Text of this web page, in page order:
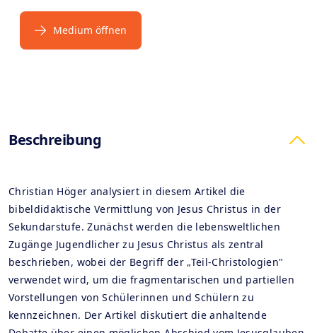
Medium öffnen
Products
Beschreibung
Christian Höger analysiert in diesem Artikel die
bibeldidaktische Vermittlung von Jesus Christus in der
Sekundarstufe. Zunächst werden die lebensweltlichen
Zugänge Jugendlicher zu Jesus Christus als zentral
beschrieben, wobei der Begriff der „Teil-Christologien"
verwendet wird, um die fragmentarischen und partiellen
Vorstellungen von Schülerinnen und Schülern zu
kennzeichnen. Der Artikel diskutiert die anhaltende